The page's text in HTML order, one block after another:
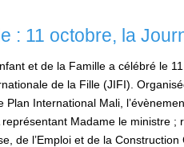
: 11 octobre, la
et de la Famille a célébré le
de la Fille (JIFI).
Plan International Mali,
Madame le ministre
de l’Emploi et de la